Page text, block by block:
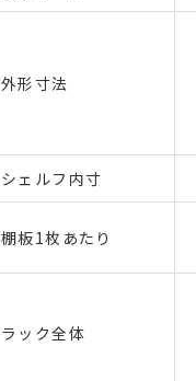
外形寸法
シェルフ内寸
棚板1枚あたり
ラック全体